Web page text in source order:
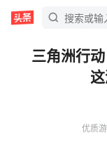
三角洲行
优质